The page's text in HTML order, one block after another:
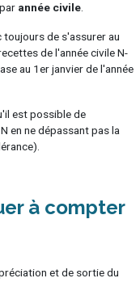
année civile
toujours de s'assurer au
de l'année civile N-
au 1er janvier de l'année
est possible de
en ne dépassant pas la
à compter
et de sortie du